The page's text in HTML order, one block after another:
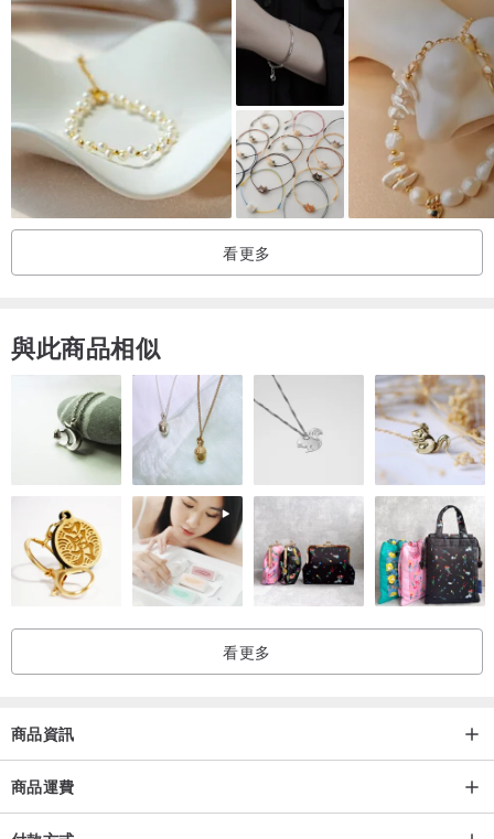
看更多
與此商品相似
看更多
商品資訊
商品運費